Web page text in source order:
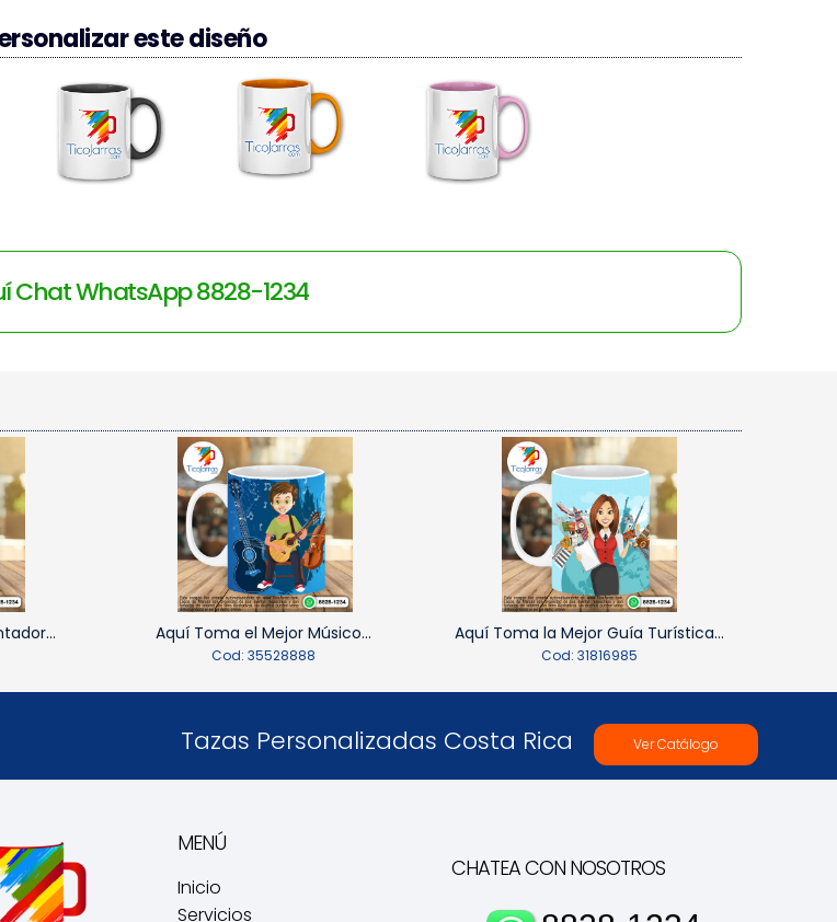
este diseño
Chat WhatsApp 8828-1234
Aquí Toma el Mejor Músico...
Cod: 35528888
Aquí Toma la Mejor Guía Turística...
Cod: 31816985
Tazas Personalizadas Costa Rica Ver Catálogo
MENÚ
Inicio
Servicios
CHATEA CON NOSOTROS